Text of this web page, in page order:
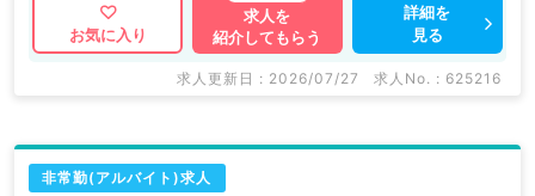
お気に入り
求人を
紹介してもらう
詳細を
見る
求人更新日 : 2026/07/27 求人No. : 625216
非常勤(アルバイト)求人